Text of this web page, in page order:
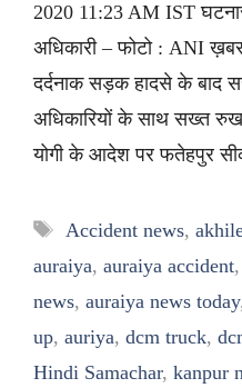
2020 11:23 AM IST
अधिकारी – फोटो : ANI
दर्दनाक सड़क हादसे के बाद
अधिकारियों के साथ सख्त
योगी के आदेश पर फतेहपुर
Tags
Accident news,
auraiya, auraiya accident,
news, auraiya news today
up, auriya, dcm truck,
Hindi Samachar, kanpur